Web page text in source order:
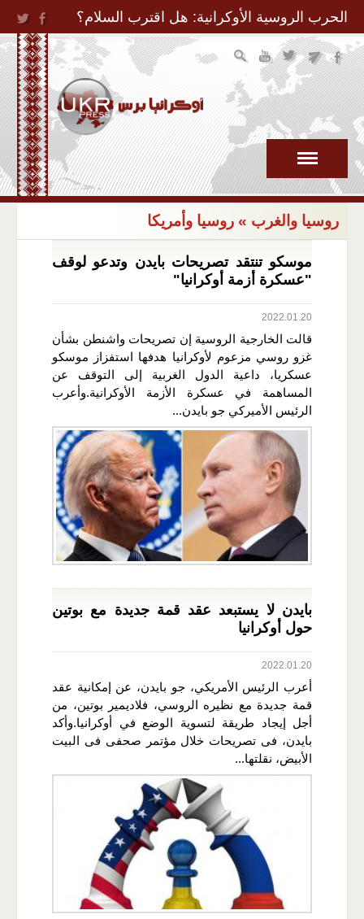
Jump to Navigation
الحرب الروسية الأوكرانية: هل اقترب السلام؟
روسيا والغرب » روسيا وأمريكا
موسكو تنتقد تصريحات بايدن وتدعو لوقف
"عسكرة أزمة أوكرانيا"
2022.01.20
قالت الخارجية الروسية إن تصريحات واشنطن بشأن
غزو روسي مزعوم لأوكرانيا هدفها استفزاز موسكو
عسكريا، داعية الدول الغربية إلى التوقف عن
المساهمة في عسكرة الأزمة الأوكرانية.وأعرب
الرئيس الأميركي جو بايدن...
بايدن لا يستبعد عقد قمة جديدة مع بوتين
حول أوكرانيا
2022.01.20
أعرب الرئيس الأمريكي، جو بايدن، عن إمكانية عقد
قمة جديدة مع نظيره الروسي، فلاديمير بوتين، من
أجل إيجاد طريقة لتسوية الوضع في أوكرانيا.وأكد
بايدن، فى تصريحات خلال مؤتمر صحفى فى البيت
الأبيض، نقلتها...